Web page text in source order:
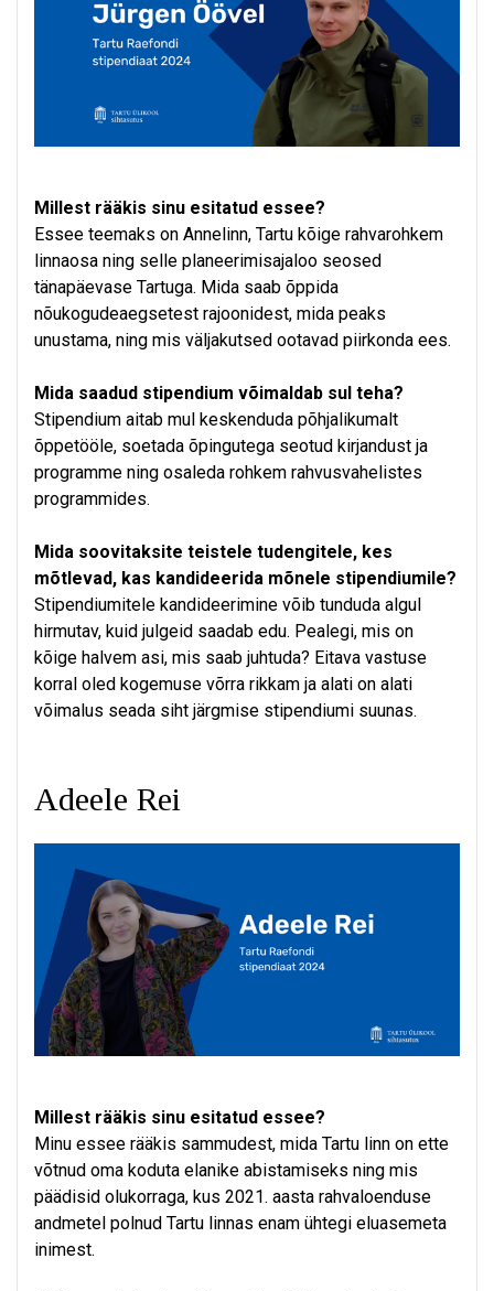
Millest rääkis sinu esitatud essee?
Essee teemaks on Annelinn, Tartu kõige rahvarohkem
linnaosa ning selle planeerimisajaloo seosed
tänapäevase Tartuga. Mida saab õppida
nõukogudeaegsetest rajoonidest, mida peaks
unustama, ning mis väljakutsed ootavad piirkonda ees.
Mida saadud stipendium võimaldab sul teha?
Stipendium aitab mul keskenduda põhjalikumalt
õppetööle, soetada õpingutega seotud kirjandust ja
programme ning osaleda rohkem rahvusvahelistes
programmides.
Mida soovitaksite teistele tudengitele, kes
mõtlevad, kas kandideerida mõnele stipendiumile?
Stipendiumitele kandideerimine võib tunduda algul
hirmutav, kuid julgeid saadab edu. Pealegi, mis on
kõige halvem asi, mis saab juhtuda? Eitava vastuse
korral oled kogemuse võrra rikkam ja alati on alati
võimalus seada siht järgmise stipendiumi suunas.
Adeele Rei
Millest rääkis sinu esitatud essee?
Minu essee rääkis sammudest, mida Tartu linn on ette
võtnud oma koduta elanike abistamiseks ning mis
päädisid olukorraga, kus 2021. aasta rahvaloenduse
andmetel polnud Tartu linnas enam ühtegi eluasemeta
inimest.